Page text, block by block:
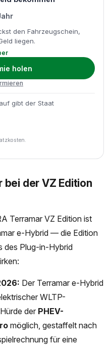
den Fahrzeugschein,
liegen.
holen
gibt der Staat
bei der VZ Edition
Terramar VZ Edition ist
e-Hybrid — die Edition
des Plug-in-Hybrid
Der Terramar e-Hybrid
WLTP-
der PHEV-
möglich, gestaffelt nach
für eine